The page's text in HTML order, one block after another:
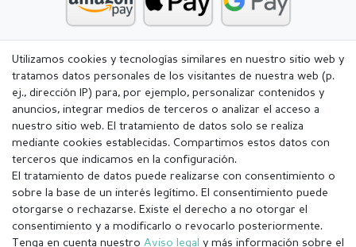
Utilizamos cookies y tecnologías similares en nuestro sitio web y
tratamos datos personales de los visitantes de nuestra web (p.
ej., dirección IP) para, por ejemplo, personalizar contenidos y
anuncios, integrar medios de terceros o analizar el acceso a
nuestro sitio web. El tratamiento de datos solo se realiza
mediante cookies establecidas. Compartimos estos datos con
terceros que indicamos en la configuración.
El tratamiento de datos puede realizarse con consentimiento o
sobre la base de un interés legítimo. El consentimiento puede
otorgarse o rechazarse. Existe el derecho a no otorgar el
consentimiento y a modificarlo o revocarlo posteriormente.
Tenga en cuenta nuestro Aviso legal y más información sobre el